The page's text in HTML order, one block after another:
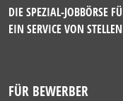
DIE SPEZIAL-JOBBÖRSE
EIN SERVICE VON
FÜR BEWERBER